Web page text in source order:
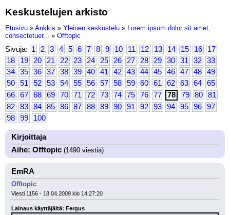
Keskustelujen arkisto
Etusivu » Ankkis » Yleinen keskustelu » Lorem ipsum dolor sit amet,
consectetuer... » Offtopic
Sivuja: 1 2 3 4 5 6 7 8 9 10 11 12 13 14 15 16
17
18
19 20 21 22 23 24 25 26 27 28 29 30 31 32
33
34
35 36 37 38 39 40 41 42 43 44 45 46 47 48
49
50
51 52 53 54 55 56 57 58 59 60 61 62 63 64
65
66
67 68 69 70 71 72 73 74 75 76 77 78 79 80
81
82
83 84 85 86 87 88 89 90 91 92 93 94 95 96
97
98
99 100
Kirjoittaja
Aihe: Offtopic (1490 viestiä)
EmRA
Offtopic
Viesti 1156 - 18.04.2009 klo 14:27:20
Lainaus käyttäjältä: Fergus